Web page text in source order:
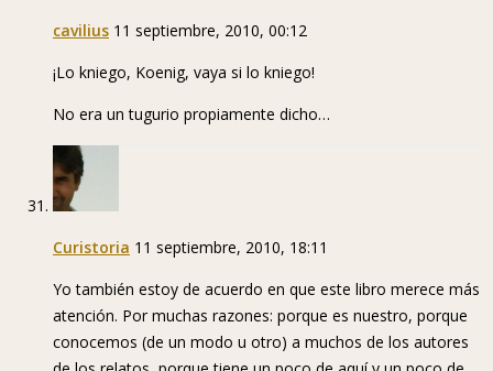
cavilius 11 septiembre, 2010, 00:12
¡Lo kniego, Koenig, vaya si lo kniego!
No era un tugurio propiamente dicho…
Curistoria 11 septiembre, 2010, 18:11
Yo también estoy de acuerdo en que este libro merece más
atención. Por muchas razones: porque es nuestro, porque
conocemos (de un modo u otro) a muchos de los autores